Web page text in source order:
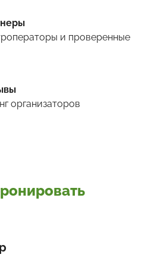
и проверенные
организаторов